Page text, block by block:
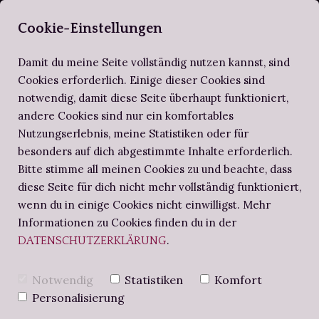
ZIRKEL DER SELBERBUCHBINDER
BUCHBINDEN-WORKSHOPS
BUCHBINDERS BRIEFE
SCHRITT FÜR SCHRITT
BUCHBINDE-PROJEKTE
ALTES WISSEN
NOTIZBUCH
BUCH AUS DER
PRINT TECHNIK -
Cookie-Einstellungen
Damit du meine Seite vollständig nutzen kannst, sind
Cookies erforderlich. Einige dieser Cookies sind
notwendig, damit diese Seite überhaupt funktioniert,
andere Cookies sind nur ein komfortables
Nutzungserlebnis, meine Statistiken oder für
besonders auf dich abgestimmte Inhalte erforderlich.
Bitte stimme all meinen Cookies zu und beachte, dass
diese Seite für dich nicht mehr vollständig funktioniert,
wenn du in einige Cookies nicht einwilligst. Mehr
Informationen zu Cookies finden du in der
DATENSCHUTZERKLÄRUNG.
Notwendig Statistiken
Komfort
Personalisierung